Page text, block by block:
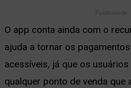
Publicidade
O app conta ainda com o
ajuda a tornar os
acessíveis, já que os
qualquer ponto de venda que